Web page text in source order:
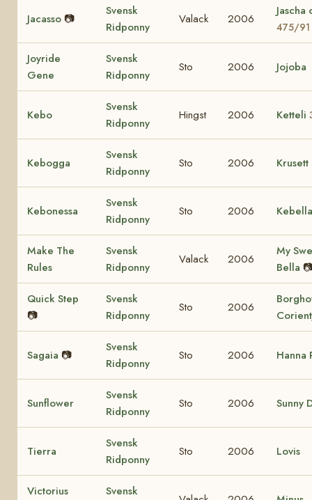
Jacasso 📷
Svensk
Ridponny
Valack 2006
Jascha
475/91
Joyride
Gene
Svensk
Ridponny
Sto 2006 Jojoba
Kebo
Svensk
Ridponny
Hingst 2006 Ketteli
Kebogga
Svensk
Ridponny
Sto 2006 Krusett
Kebonessa
Svensk
Ridponny
Sto 2006
Make The
Rules
Svensk
Ridponny
Valack 2006
My
Bella
Quick Step
📷
Svensk
Ridponny
Sto 2006
Sagaia 📷
Svensk
Ridponny
Sto 2006 Hanna
Sunflower
Svensk
Ridponny
Sto 2006 Sunny
Tierra
Svensk
Ridponny
Sto 2006 Lovis
Victorius
Svensk